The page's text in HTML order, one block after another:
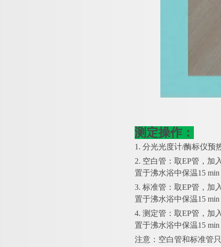
测定操作：
1. 分光光度计/酶标仪预
2. 空白管：取EP管，加
置于沸水浴中保温15
3. 标准管：取EP管，加
置于沸水浴中保温15
4. 测定管：取EP管，加
置于沸水浴中保温15
注意：空白管和标准管